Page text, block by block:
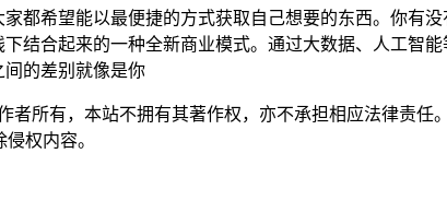
都希望能以最便捷的方式获取自己想要的东西。你有
结合起来的一种全新商业模式。通过大数据、人工智
的差别就像是你
者所有，本站不拥有其著作权，亦不承担相应法律责任
权内容。